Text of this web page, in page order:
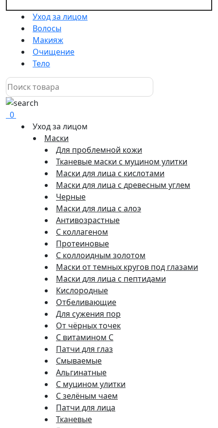
Уход за лицом
Волосы
Макияж
Очищение
Тело
0
Уход за лицом
Маски
Для проблемной кожи
Тканевые маски с муцином улитки
Маски для лица с кислотами
Маски для лица с древесным углем
Черные
Маски для лица с алоэ
Антивозрастные
С коллагеном
Протеиновые
С коллоидным золотом
Маски от темных кругов под глазами
Маски для лица с пептидами
Кислородные
Отбеливающие
Для сужения пор
От чёрных точек
С витамином C
Патчи для глаз
Смываемые
Альгинатные
С муцином улитки
С зелёным чаем
Патчи для лица
Тканевые